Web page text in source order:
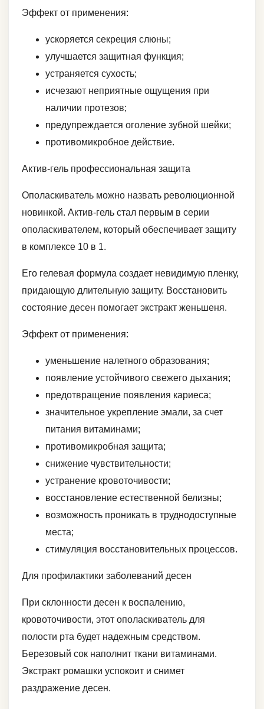
Эффект от применения:
ускоряется секреция слюны;
улучшается защитная функция;
устраняется сухость;
исчезают неприятные ощущения при
наличии протезов;
предупреждается оголение зубной шейки;
противомикробное действие.
Актив-гель профессиональная защита
Ополаскиватель можно назвать революционной
новинкой. Актив-гель стал первым в серии
ополаскивателем, который обеспечивает защиту
в комплексе 10 в 1.
Его гелевая формула создает невидимую пленку,
придающую длительную защиту. Восстановить
состояние десен помогает экстракт женьшеня.
Эффект от применения:
уменьшение налетного образования;
появление устойчивого свежего дыхания;
предотвращение появления кариеса;
значительное укрепление эмали, за счет
питания витаминами;
противомикробная защита;
снижение чувствительности;
устранение кровоточивости;
восстановление естественной белизны;
возможность проникать в труднодоступные
места;
стимуляция восстановительных процессов.
Для профилактики заболеваний десен
При склонности десен к воспалению,
кровоточивости, этот ополаскиватель для
полости рта будет надежным средством.
Березовый сок наполнит ткани витаминами.
Экстракт ромашки успокоит и снимет
раздражение десен.